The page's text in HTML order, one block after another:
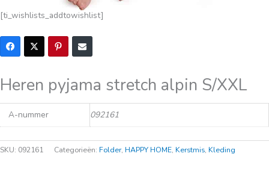
[ti_wishlists_addtowishlist]
Heren pyjama stretch alpin S/XXL
A-nummer 092161
SKU: 092161 Categorieën: Folder, HAPPY HOME, Kerstmis, Kleding